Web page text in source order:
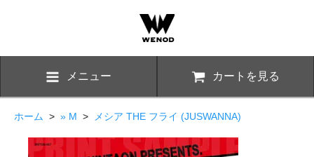
メニュー カートを見る
ホーム > » M > メシア THE フライ (JUSWANNA)